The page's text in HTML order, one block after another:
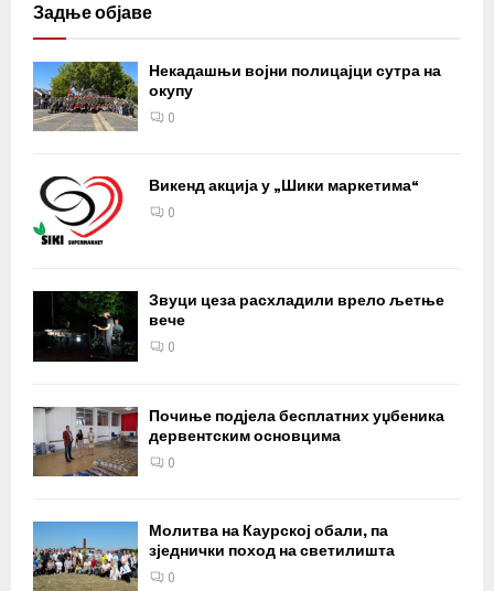
Задње објаве
Некадашњи војни полицајци сутра на
окупу
0
Викенд акција у „Шики маркетима“
0
Звуци цеза расхладили врело љетње
вече
0
Почиње подјела бесплатних уџбеника
дервентским основцима
0
Молитва на Каурској обали, па
зједнички поход на светилишта
0